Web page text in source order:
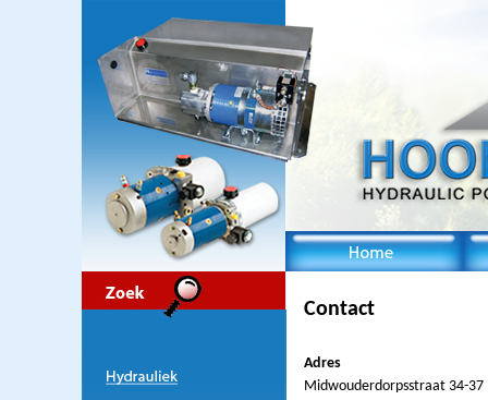
Contact
Adres
Midwouderdorpsstraat 34-37